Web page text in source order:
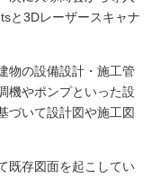
と3Dレーザースキャナ
物の設備設計・施工管
機やポンプといった設
づいて設計図や施工図
既存図面を起こしてい